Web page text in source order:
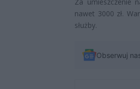
nawet 3000 zł.
służby.
Obserwuj